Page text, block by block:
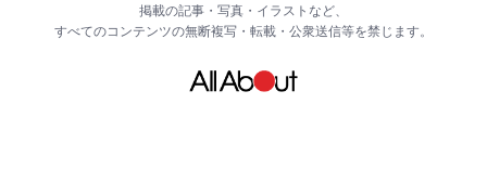
掲載の記事・写真・イラストなど、
すべてのコンテンツの無断複写・転載・公衆送信等を禁じます。